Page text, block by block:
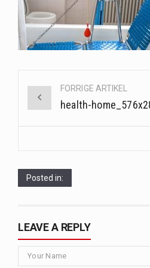
navigationFORRIGE ARTIKEL
health-
Posted in:
LEAVE A REPLY